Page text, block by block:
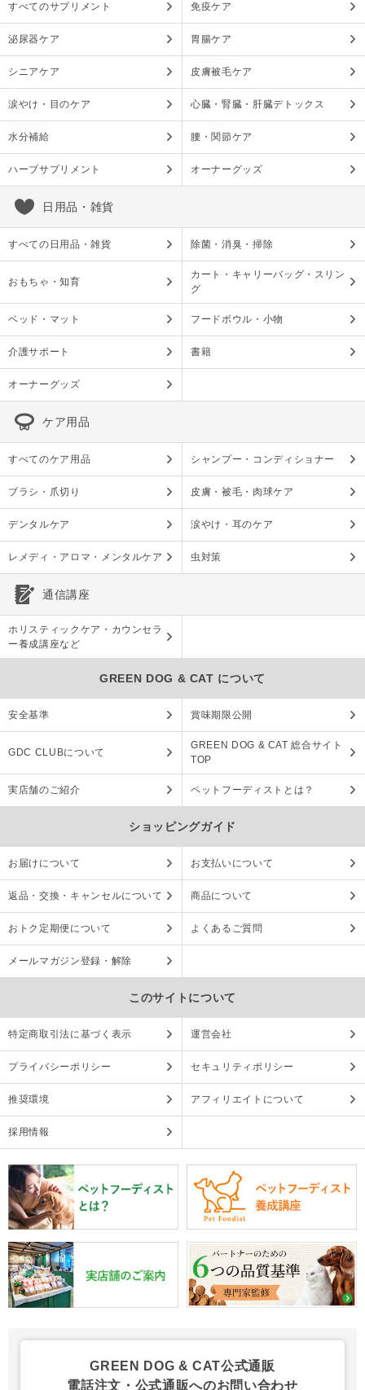
すべてのサプリメント 免疫ケア
泌尿器ケア 胃腸ケア
シニアケア 皮膚被毛ケア
涙やけ・目のケア 心臓・腎臓・肝臓デトックス
水分補給 腰・関節ケア
ハーブサプリメント オーナーグッズ
日用品・雑貨
すべての日用品・雑貨 除菌・消臭・掃除
おもちゃ・知育
カート・キャリーバッグ・スリン
グ
ベッド・マット フードボウル・小物
介護サポート 書籍
オーナーグッズ
ケア用品
すべてのケア用品 シャンプー・コンディショナー
ブラシ・爪切り 皮膚・被毛・肉球ケア
デンタルケア 涙やけ・耳のケア
レメディ・アロマ・メンタルケア 虫対策
通信講座
ホリスティックケア・カウンセラ
ー養成講座など
GREEN DOG & CAT について
安全基準 賞味期限公開
GDC CLUBについて
GREEN DOG & CAT 総合サイト
TOP
実店舗のご紹介 ペットフーディストとは？
ショッピングガイド
お届けについて お支払いについて
返品・交換・キャンセルについて 商品について
おトク定期便について よくあるご質問
メールマガジン登録・解除
このサイトについて
特定商取引法に基づく表示 運営会社
プライバシーポリシー セキュリティポリシー
推奨環境 アフィリエイトについて
採用情報
GREEN DOG & CAT公式通販
電話注文・公式通販へのお問い合わせ